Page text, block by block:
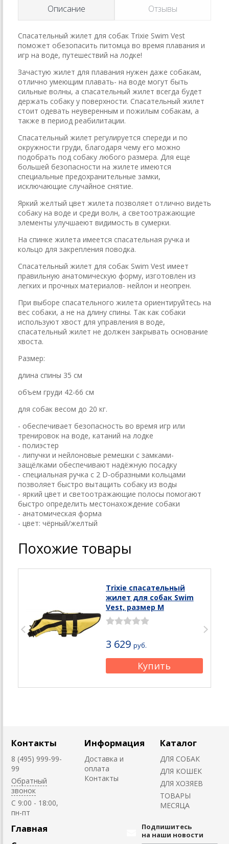
Описание Отзывы
Спасательный жилет для собак Trixie Swim Vest
поможет обезопасить питомца во время плавания и
игр на воде, путешествий на лодке!
Зачастую жилет для плавания нужен даже собакам,
отлично умеющим плавать- на воде могут быть
сильные волны, а спасательный жилет всегда будет
держать собаку у поверхности. Спасательный жилет
стоит одевать неуверенным и пожилым собакам, а
также в период реабилитации.
Спасательный жилет регулируется спереди и по
окружности груди, благодаря чему его можно
подобрать под собаку любого размера. Для еще
большей безопасности на жилете имеются
специальные предохранительные замки,
исключающие случайное снятие.
Яркий желтый цвет жилета позволяет отлично видеть
собаку на воде и среди волн, а светоотражающие
элементы улучшаеют видимость в сумерки.
На спинке жилета имеется спасательная ручка и
кольцо для закрепления поводка.
Спасательный жилет для собак Swim Vest имеет
правильную анатомическую форму, изготовлен из
легких и прочных материалов- нейлон и неопрен.
При выборе спасательного жилета ориентируйтесь на
вес собаки, а не на длину спины. Так как собаки
используют хвост для управления в воде,
спасательный жилет не должен закрывать основание
хвоста.
Размер:
длина спины 35 см
объем груди 42-66 см
для собак весом до 20 кг.
- обеспечивает безопасность во время игр или
тренировок на воде, катаний на лодке
- полиэстер
- липучки и нейлоновые ремешки с замками-
защёлками обеспечивают надёжную посадку
- специальная ручка с 2 D-образными кольцами
позволяет быстро вытащить собаку из воды
- яркий цвет и светоотражающие полосы помогают
быстро определить местонахождение собаки
- анатомическая форма
- цвет: чёрный/желтый
Похожие товары
Trixie спасательный
жилет для собак Swim
Vest, размер M
3 629 руб.
Контакты
8 (495) 999-99-
99
Обратный
звонок
C 9:00 - 18:00,
пн-пт
Информация
Доставка и
оплата
Контакты
Каталог
ДЛЯ СОБАК
ДЛЯ КОШЕК
ДЛЯ ХОЗЯЕВ
ТОВАРЫ
МЕСЯЦА
Главная
Подпишитесь
на наши новости